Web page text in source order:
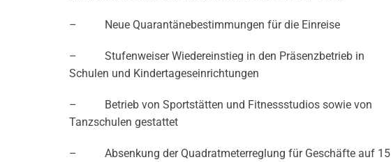
– Neue Quarantänebestimmungen für die Einreise
– Stufenweiser Wiedereinstieg in den Präsenzbetrieb in
Schulen und Kindertageseinrichtungen
– Betrieb von Sportstätten und Fitnessstudios sowie von
Tanzschulen gestattet
– Absenkung der Quadratmeterreglung für Geschäfte auf 15